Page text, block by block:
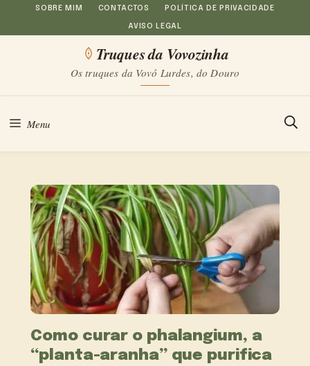
Saltar
para
conteúdo
SOBRE MIM CONTACTOS POLÍTICA DE PRIVACIDADE
AVISO LEGAL
Truques da Vovozinha
Os truques da Vovó Lurdes, do Douro
Menu
Como curar o phalangium, a
“planta-aranha” que purifica